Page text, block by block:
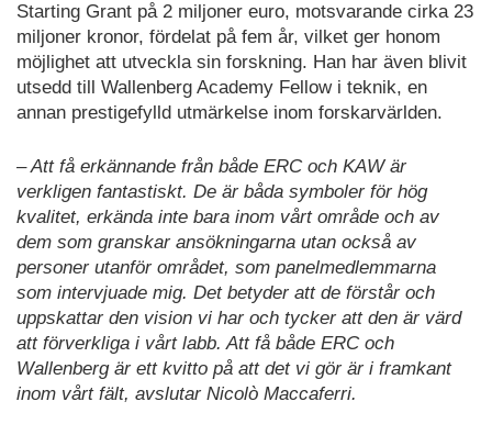
Starting Grant på 2 miljoner euro, motsvarande cirka 23
miljoner kronor, fördelat på fem år, vilket ger honom
möjlighet att utveckla sin forskning. Han har även blivit
utsedd till Wallenberg Academy Fellow i teknik, en
annan prestigefylld utmärkelse inom forskarvärlden.
– Att få erkännande från både ERC och KAW är
verkligen fantastiskt. De är båda symboler för hög
kvalitet, erkända inte bara inom vårt område och av
dem som granskar ansökningarna utan också av
personer utanför området, som panelmedlemmarna
som intervjuade mig. Det betyder att de förstår och
uppskattar den vision vi har och tycker att den är värd
att förverkliga i vårt labb. Att få både ERC och
Wallenberg är ett kvitto på att det vi gör är i framkant
inom vårt fält, avslutar Nicolò Maccaferri.